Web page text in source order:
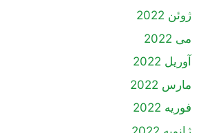
ژوئن 2022
می 2022
آوریل 2022
مارس 2022
فوریه 2022